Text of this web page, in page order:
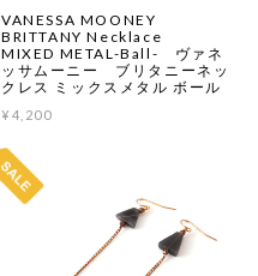
VANESSA MOONEY
BRITTANY Necklace
MIXED METAL-Ball- ヴァネ
ッサムーニー ブリタニーネッ
クレス ミックスメタル ボール
¥4,200